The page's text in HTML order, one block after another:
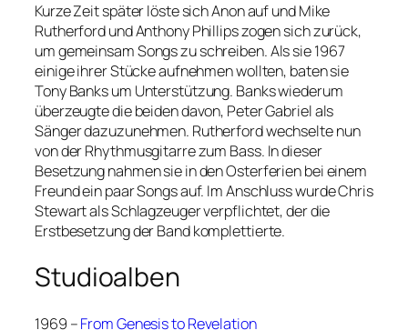
Kurze Zeit später löste sich Anon auf und Mike
Rutherford und Anthony Phillips zogen sich zurück,
um gemeinsam Songs zu schreiben. Als sie 1967
einige ihrer Stücke aufnehmen wollten, baten sie
Tony Banks um Unterstützung. Banks wiederum
überzeugte die beiden davon, Peter Gabriel als
Sänger dazuzunehmen. Rutherford wechselte nun
von der Rhythmusgitarre zum Bass. In dieser
Besetzung nahmen sie in den Osterferien bei einem
Freund ein paar Songs auf. Im Anschluss wurde Chris
Stewart als Schlagzeuger verpflichtet, der die
Erstbesetzung der Band komplettierte.
Studioalben
1969 –From Genesis to Revelation